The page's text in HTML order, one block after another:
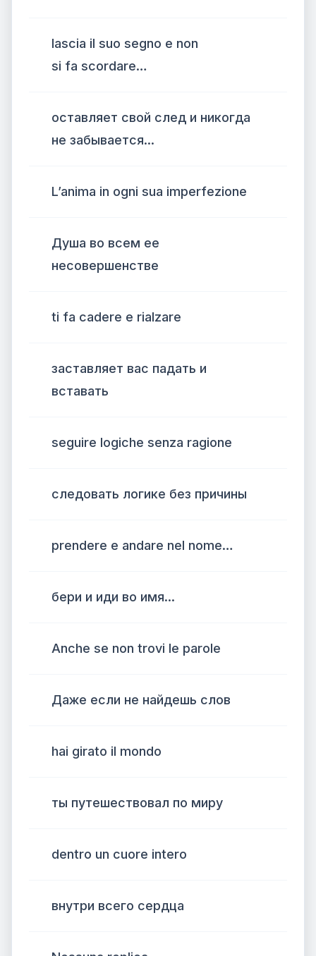
lascia il suo segno e non
si fa scordare…
оставляет свой след и никогда
не забывается...
L’anima in ogni sua imperfezione
Душа во всем ее
несовершенстве
ti fa cadere e rialzare
заставляет вас падать и
вставать
seguire logiche senza ragione
следовать логике без причины
prendere e andare nel nome…
бери и иди во имя...
Anche se non trovi le parole
Даже если не найдешь слов
hai girato il mondo
ты путешествовал по миру
dentro un cuore intero
внутри всего сердца